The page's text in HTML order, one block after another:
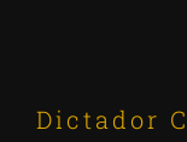
Dictador